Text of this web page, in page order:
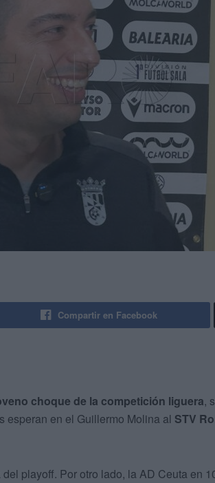
Compartir en Facebook
choque de la competición liguera,
esperan en el Guillermo Molina al STV
playoff. Por otro lado, la AD Ceuta en